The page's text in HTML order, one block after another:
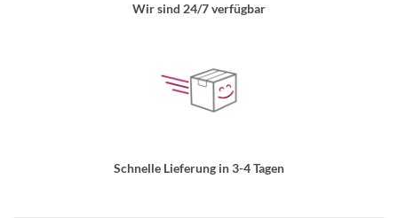
Wir sind 24/7 verfügbar
Schnelle Lieferung in 3-4 Tagen